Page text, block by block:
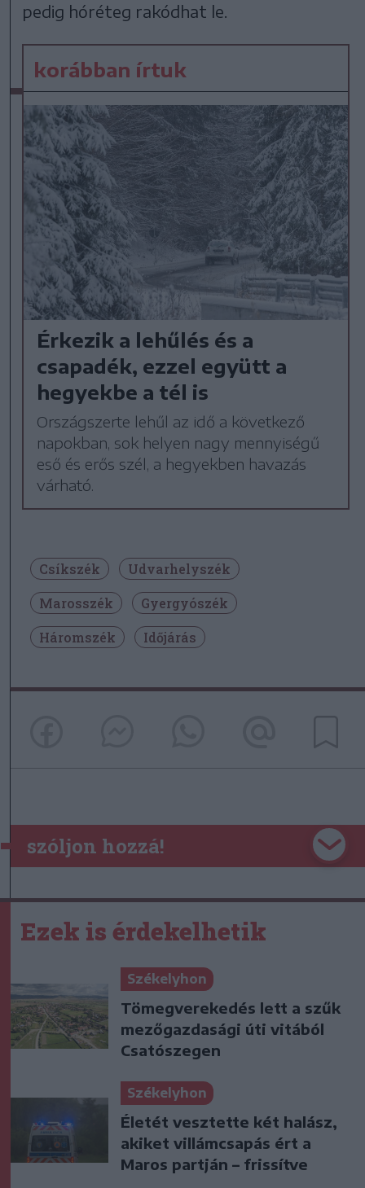
pedig hóréteg rakódhat le.
korábban írtuk
Érkezik a lehűlés és a
csapadék, ezzel együtt a
hegyekbe a tél is
Országszerte lehűl az idő a következő
napokban, sok helyen nagy mennyiségű
eső és erős szél, a hegyekben havazás
várható.
Csíkszék
Udvarhelyszék
Marosszék
Gyergyószék
Háromszék
Időjárás
szóljon hozzá!
Ezek is érdekelhetik
Székelyhon
Tömegverekedés lett a szűk
mezőgazdasági úti vitából
Csatószegen
Székelyhon
Életét vesztette két halász,
akiket villámcsapás ért a
Maros partján – frissítve